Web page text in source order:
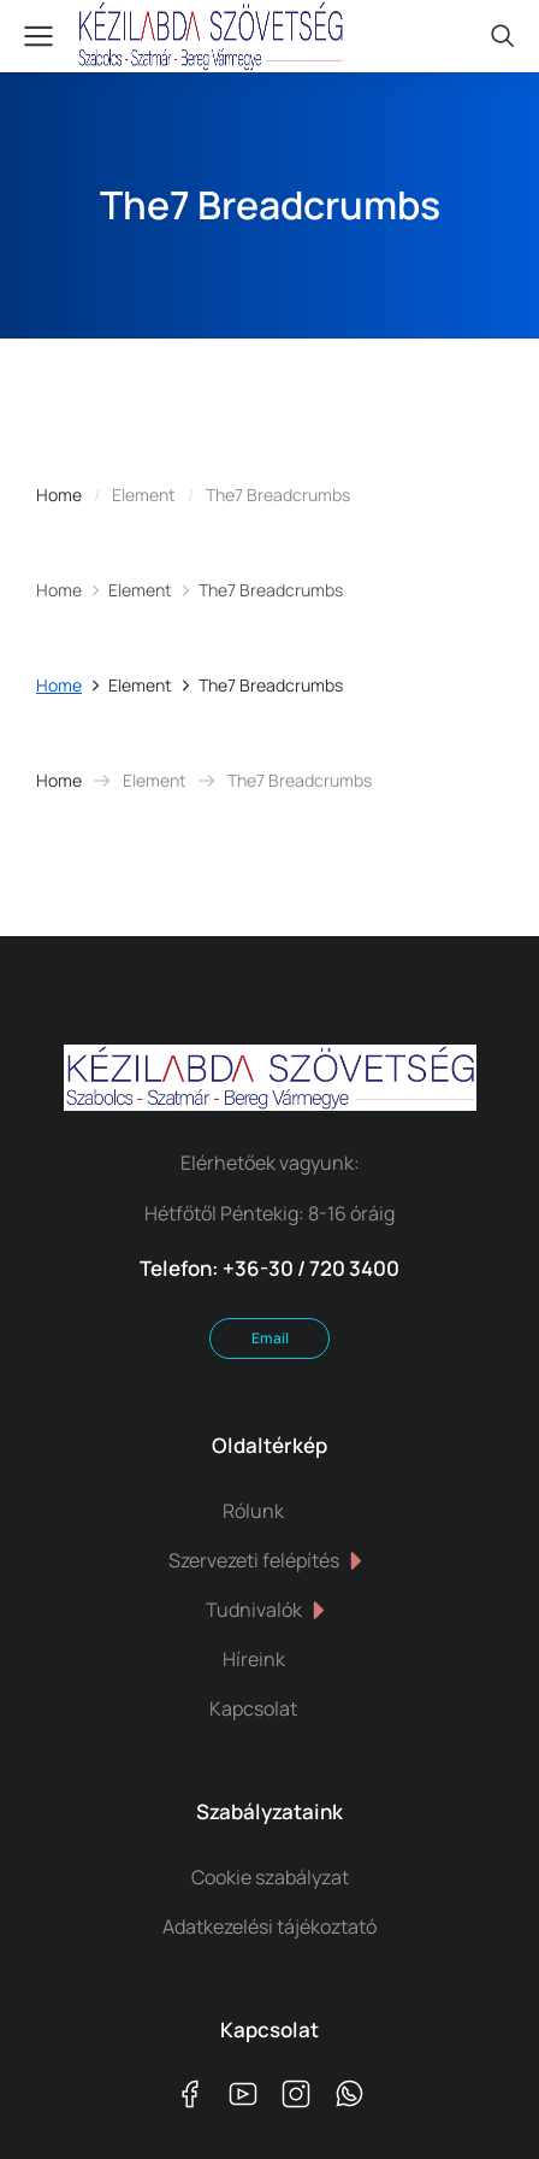
The7 Breadcrumbs
You are here:
Home Element The7 Breadcrumbs
You are here:
Home Element The7 Breadcrumbs
You are here:
Home Element The7 Breadcrumbs
You are here:
Home Element The7 Breadcrumbs
Elérhetőek vagyunk:
Hétfőtől Péntekig: 8-16 óráig
Telefon: +36-30 / 720 3400
Email
Oldaltérkép
Rólunk
Szervezeti felépítés
Tudnivalók
Híreink
Kapcsolat
Szabályzataink
Cookie szabályzat
Adatkezelési tájékoztató
Kapcsolat